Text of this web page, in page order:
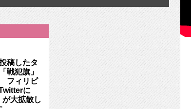
･･･
稿したタ
戦犯旗」
フィリピ
に
大拡散し